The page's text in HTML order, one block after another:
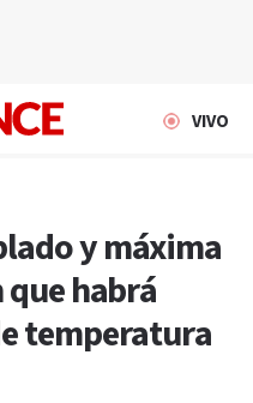
VIVO
y máxima
que habrá
temperatura